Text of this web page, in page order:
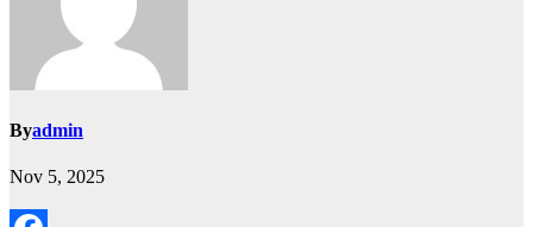
Byadmin
Nov 5, 2025